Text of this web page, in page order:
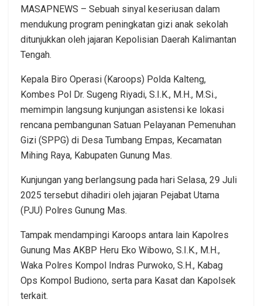
MASAPNEWS – Sebuah sinyal keseriusan dalam
mendukung program peningkatan gizi anak sekolah
ditunjukkan oleh jajaran Kepolisian Daerah Kalimantan
Tengah.
Kepala Biro Operasi (Karoops) Polda Kalteng,
Kombes Pol Dr. Sugeng Riyadi, S.I.K., M.H., M.Si.,
memimpin langsung kunjungan asistensi ke lokasi
rencana pembangunan Satuan Pelayanan Pemenuhan
Gizi (SPPG) di Desa Tumbang Empas, Kecamatan
Mihing Raya, Kabupaten Gunung Mas.
Kunjungan yang berlangsung pada hari Selasa, 29 Juli
2025 tersebut dihadiri oleh jajaran Pejabat Utama
(PJU) Polres Gunung Mas.
Tampak mendampingi Karoops antara lain Kapolres
Gunung Mas AKBP Heru Eko Wibowo, S.I.K., M.H.,
Waka Polres Kompol Indras Purwoko, S.H., Kabag
Ops Kompol Budiono, serta para Kasat dan Kapolsek
terkait.